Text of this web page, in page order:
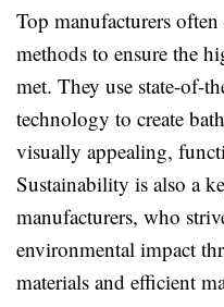
Top manufacturers
methods to ensure the
met. They use state-of-
technology to create
visually appealing,
Sustainability is also a
manufacturers, who
environmental impact
materials and efficient